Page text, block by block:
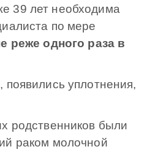
39 лет необходима
по мере
реже одного раза в
уплотнения,
родственников были
раком молочной